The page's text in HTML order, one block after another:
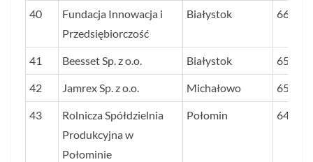
40
Fundacja Innowacja i
Przedsiębiorczość
Białystok 66,6
41 Beesset Sp. z o.o. Białystok 65,9
42 Jamrex Sp. z o.o. Michałowo 65,0
43
Rolnicza Spółdzielnia
Produkcyjna w
Połominie
Połomin 64,8